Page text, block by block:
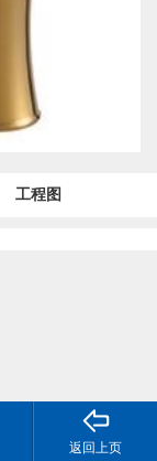
工程图
返回上页